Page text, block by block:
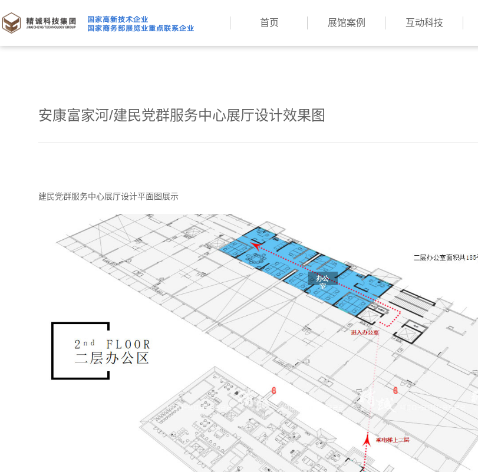
首页 展馆案例 互动科技
安康富家河/建民党群服务中心展厅设计效果图
建民党群服务中心展厅设计平面图展示